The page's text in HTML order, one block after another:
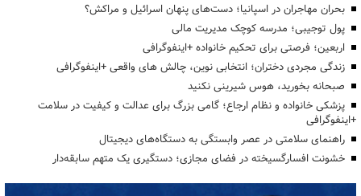
بحران مهاجران در اسپانیا؛ دست‌های پنهان اسرائیل و مراکش؟
پول توجیبی؛ مدرسه کوچک مدیریت مالی
اربعین؛ فرصتی برای تحکیم خانواده +اینفوگرافی
زندگی مجردی دختران؛ انتخابی نوین، چالش های واقعی +اینفوگرافی
صبحانه بخورید، هوس شیرینی نکنید
پزشکی خانواده و نظام ارجاع؛ گامی بزرگ برای عدالت و کیفیت در سلامت
+اینفوگرافی
راهنمای سلامتی در عصر وابستگی به دستگاه‌های دیجیتال
خشونت افسارگسیخته در فضای مجازی؛ دستگیری یک متهم سابقه‌دار